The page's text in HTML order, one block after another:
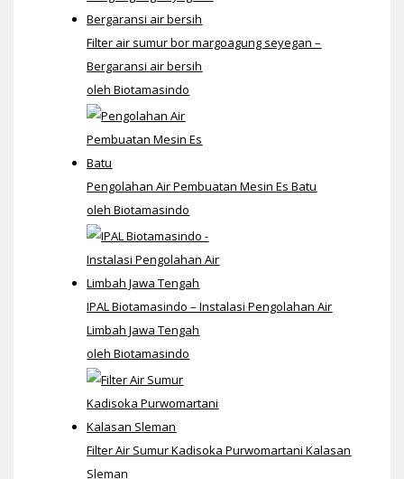
Filter air sumur bor margoagung seyegan –
Bergaransi air bersih
oleh Biotamasindo
Pengolahan Air Pembuatan Mesin Es Batu
oleh Biotamasindo
IPAL Biotamasindo – Instalasi Pengolahan Air
Limbah Jawa Tengah
oleh Biotamasindo
Filter Air Sumur Kadisoka Purwomartani Kalasan
Sleman